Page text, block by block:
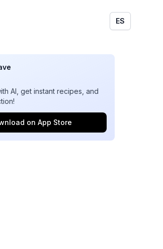
ES
AI, get instant recipes, and
on App Store